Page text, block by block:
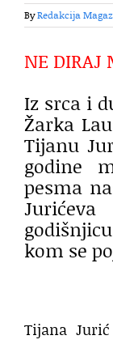
ByRedakcija
NE DIRAJ
Iz srca i
Žarka
Tijanu
godine
pesma
kom se
Tijana